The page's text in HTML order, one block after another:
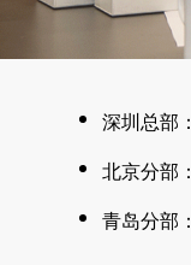
深圳总部：
北京分部：
青岛分部：